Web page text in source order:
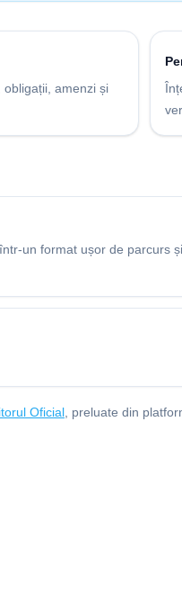
amenzi și
un format ușor de parcurs
Oficial , preluate din